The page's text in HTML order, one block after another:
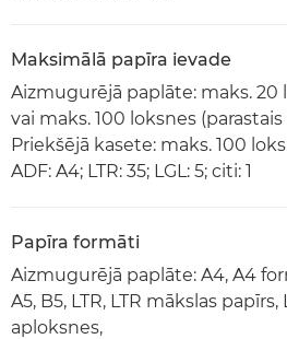
Maksimālā papīra ievade
Aizmugurējā paplāte: maks. 20
vai maks. 100 loksnes
Priekšējā kasete: maks. 100
ADF: A4; LTR: 35; LGL: 5; citi: 1
Papīra formāti
Aizmugurējā paplāte: A4, A4
A5, B5, LTR, LTR mākslas papīrs,
aploksnes,